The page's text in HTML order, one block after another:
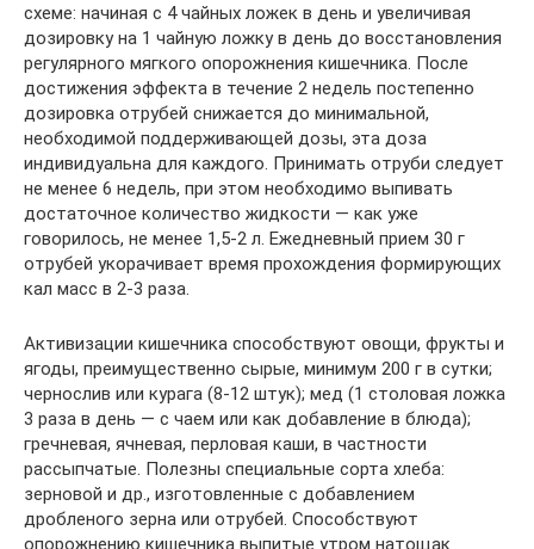
схеме: начиная с 4 чайных ложек в день и увеличивая
дозировку на 1 чайную ложку в день до восстановления
регулярного мягкого опорожнения кишечника. После
достижения эффекта в течение 2 недель постепенно
дозировка отрубей снижается до минимальной,
необходимой поддерживающей дозы, эта доза
индивидуальна для каждого. Принимать отруби следует
не менее 6 недель, при этом необходимо выпивать
достаточное количество жидкости — как уже
говорилось, не менее 1,5-2 л. Ежедневный прием 30 г
отрубей укорачивает время прохождения формирующих
кал масс в 2-3 раза.
Активизации кишечника способствуют овощи, фрукты и
ягоды, преимущественно сырые, минимум 200 г в сутки;
чернослив или курага (8-12 штук); мед (1 столовая ложка
3 раза в день — с чаем или как добавление в блюда);
гречневая, ячневая, перловая каши, в частности
рассыпчатые. Полезны специальные сорта хлеба:
зерновой и др., изготовленные с добавлением
дробленого зерна или отрубей. Способствуют
опорожнению кишечника выпитые утром натощак